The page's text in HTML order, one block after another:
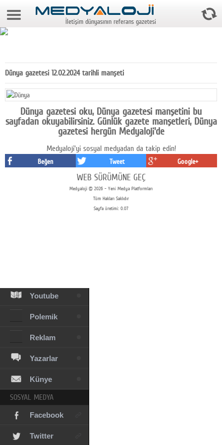
9 Ağustos 2026 8:20:44
Gazeteler
Medya
Reyting-tiraj
Teknoloji
Youtube
Polemik
Reklam
Yazarlar
Künye
SOSYAL MEDYA
Facebook
Twitter
İletişim dünyasının referans gazetesi
Dünya gazetesi 12.02.2024 tarihli manşeti
Dünya gazetesi oku, Dünya gazetesi manşetini bu
sayfadan okuyabilirsiniz. Günlük gazete manşetleri, Dünya
gazetesi hergün Medyaloji'de
Medyaloji'yi sosyal medyadan da takip edin!
Beğen Tweet Google+
WEB SÜRÜMÜNE GEÇ
Medyaloji © 2026 - Yeni Medya Platformları
Tüm Hakları Saklıdır
Sayfa üretimi: 0.07